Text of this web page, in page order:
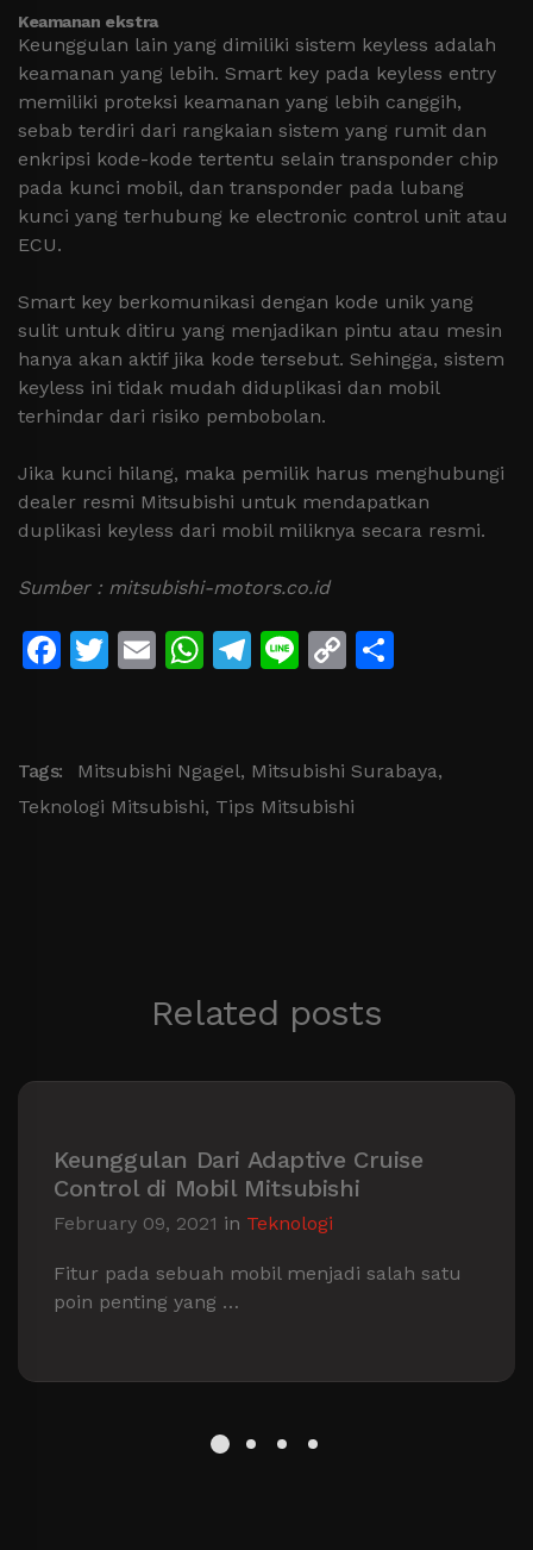
Keamanan ekstra
Keunggulan lain yang dimiliki sistem keyless adalah
keamanan yang lebih. Smart key pada keyless entry
memiliki proteksi keamanan yang lebih canggih,
sebab terdiri dari rangkaian sistem yang rumit dan
enkripsi kode-kode tertentu selain transponder chip
pada kunci mobil, dan transponder pada lubang
kunci yang terhubung ke electronic control unit atau
ECU.
Smart key berkomunikasi dengan kode unik yang
sulit untuk ditiru yang menjadikan pintu atau mesin
hanya akan aktif jika kode tersebut. Sehingga, sistem
keyless ini tidak mudah diduplikasi dan mobil
terhindar dari risiko pembobolan.
Jika kunci hilang, maka pemilik harus menghubungi
dealer resmi Mitsubishi untuk mendapatkan
duplikasi keyless dari mobil miliknya secara resmi.
Sumber : mitsubishi-motors.co.id
Facebook
Twitter
EmailWhatsApp
Telegram
LineCopy
Tags: Mitsubishi Ngagel, Mitsubishi Surabaya,
Teknologi Mitsubishi, Tips Mitsubishi
Related posts
Keunggulan Dari Adaptive Cruise
Control di Mobil Mitsubishi
February 09, 2021 in Teknologi
Fitur pada sebuah mobil menjadi salah satu
poin penting yang …